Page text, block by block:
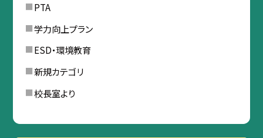
PTA
学力向上プラン
ESD・環境教育
新規カテゴリ
校長室より